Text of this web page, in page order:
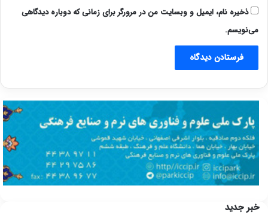
ذخیره نام، ایمیل و وبسایت من در مرورگر برای زمانی که دوباره دیدگاهی
می‌نویسم.
خبر جدید